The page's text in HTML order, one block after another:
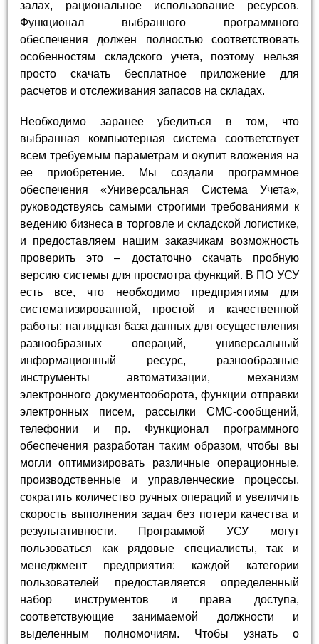
залах, рациональное использование ресурсов.
Функционал выбранного программного
обеспечения должен полностью соответствовать
особенностям складского учета, поэтому нельзя
просто скачать бесплатное приложение для
расчетов и отслеживания запасов на складах.
Необходимо заранее убедиться в том, что
выбранная компьютерная система соответствует
всем требуемым параметрам и окупит вложения на
ее приобретение. Мы создали программное
обеспечения «Универсальная Система Учета»,
руководствуясь самыми строгими требованиями к
ведению бизнеса в торговле и складской логистике,
и предоставляем нашим заказчикам возможность
проверить это – достаточно скачать пробную
версию системы для просмотра функций. В ПО УСУ
есть все, что необходимо предприятиям для
систематизированной, простой и качественной
работы: наглядная база данных для осуществления
разнообразных операций, универсальный
информационный ресурс, разнообразные
инструменты автоматизации, механизм
электронного документооборота, функции отправки
электронных писем, рассылки СМС-сообщений,
телефонии и пр. Функционал программного
обеспечения разработан таким образом, чтобы вы
могли оптимизировать различные операционные,
производственные и управленческие процессы,
сократить количество ручных операций и увеличить
скорость выполнения задач без потери качества и
результативности. Программой УСУ могут
пользоваться как рядовые специалисты, так и
менеджмент предприятия: каждой категории
пользователей предоставляется определенный
набор инструментов и права доступа,
соответствующие занимаемой должности и
выделенным полномочиям. Чтобы узнать о